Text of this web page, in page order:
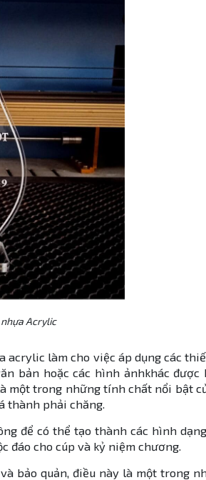
Acrylic
acrylic làm cho việc áp dụng các
bản hoặc các hình ảnhkhác được
một trong những tính chất nổi bật
thành phải chăng.
để có thể tạo thành các hình
đáo cho cúp và kỷ niệm chương.
bảo quản, điều này là một trong